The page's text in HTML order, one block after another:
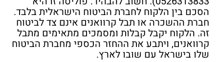
הסכם בין הלקוח לחברת הביטוח הישראלית בלבד.
חברת ההשכרה או תבל קרוואנים אינם צד לביטוח
זה. הלקוח יקבל קבלות ומסמכים מתאימים מתבל
קרוואנים, ויתבע את ההחזר הכספי מחברת הביטוח
שלו בישראל עם שובו לארץ.